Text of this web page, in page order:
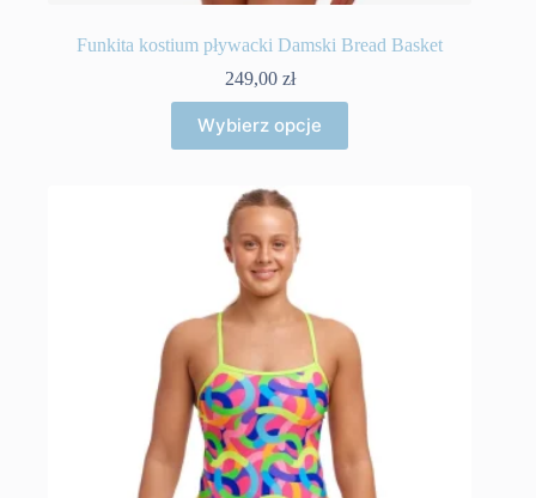
Funkita kostium pływacki Damski Bread Basket
249,00 zł
Wybierz opcje
produkt
ma
wariantów.
Opcje
można
wybrać
na
stronie
produktu